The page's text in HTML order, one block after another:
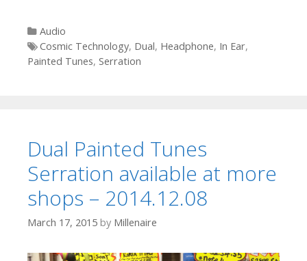
Categories
Audio
Tags
Cosmic Technology, Dual, Headphone, In Ear,
Painted Tunes, Serration
Dual Painted Tunes
Serration available at more
shops – 2014.12.08
March 17, 2015 by Millenaire